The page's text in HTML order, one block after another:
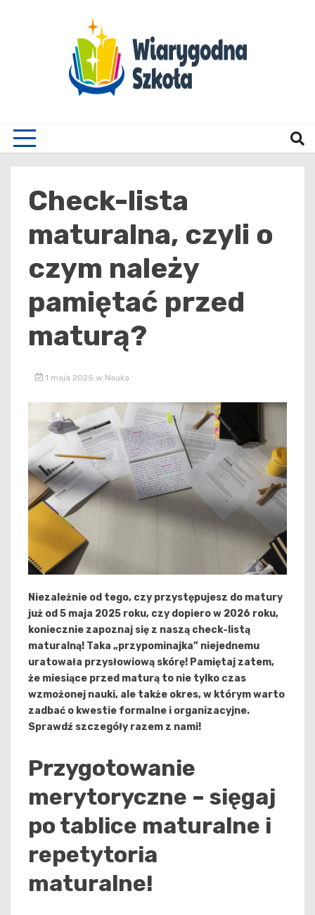
Check-lista
maturalna, czyli o
czym należy
pamiętać przed
maturą?
1 maja 2025 w Nauka
Niezależnie od tego, czy przystępujesz do matury
już od 5 maja 2025 roku, czy dopiero w 2026 roku,
koniecznie zapoznaj się z naszą check-listą
maturalną! Taka „przypominajka” niejednemu
uratowała przysłowiową skórę! Pamiętaj zatem,
że miesiące przed maturą to nie tylko czas
wzmożonej nauki, ale także okres, w którym warto
zadbać o kwestie formalne i organizacyjne.
Sprawdź szczegóły razem z nami!
Przygotowanie
merytoryczne – sięgaj
po tablice maturalne i
repetytoria
maturalne!